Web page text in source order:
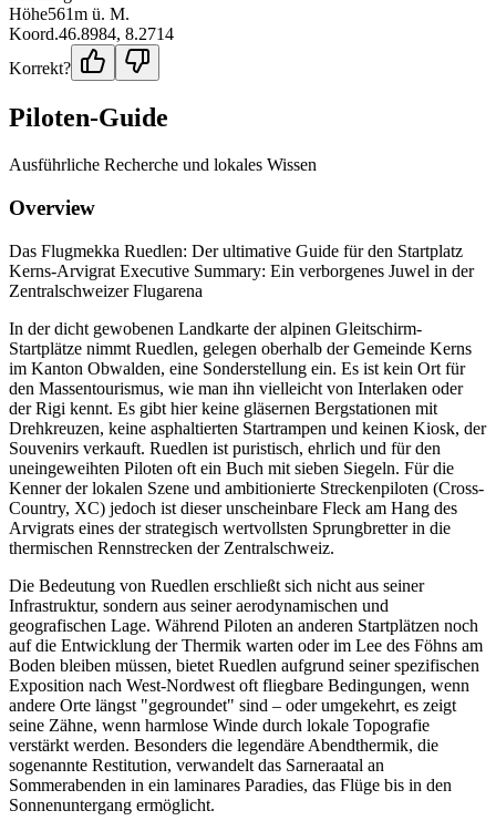
Höhe561m ü. M.
Koord.46.8984, 8.2714
Korrekt?
Piloten-Guide
Ausführliche Recherche und lokales Wissen
Overview
Das Flugmekka Ruedlen: Der ultimative Guide für den Startplatz
Kerns-Arvigrat Executive Summary: Ein verborgenes Juwel in der
Zentralschweizer Flugarena
In der dicht gewobenen Landkarte der alpinen Gleitschirm-
Startplätze nimmt Ruedlen, gelegen oberhalb der Gemeinde Kerns
im Kanton Obwalden, eine Sonderstellung ein. Es ist kein Ort für
den Massentourismus, wie man ihn vielleicht von Interlaken oder
der Rigi kennt. Es gibt hier keine gläsernen Bergstationen mit
Drehkreuzen, keine asphaltierten Startrampen und keinen Kiosk, der
Souvenirs verkauft. Ruedlen ist puristisch, ehrlich und für den
uneingeweihten Piloten oft ein Buch mit sieben Siegeln. Für die
Kenner der lokalen Szene und ambitionierte Streckenpiloten (Cross-
Country, XC) jedoch ist dieser unscheinbare Fleck am Hang des
Arvigrats eines der strategisch wertvollsten Sprungbretter in die
thermischen Rennstrecken der Zentralschweiz.
Die Bedeutung von Ruedlen erschließt sich nicht aus seiner
Infrastruktur, sondern aus seiner aerodynamischen und
geografischen Lage. Während Piloten an anderen Startplätzen noch
auf die Entwicklung der Thermik warten oder im Lee des Föhns am
Boden bleiben müssen, bietet Ruedlen aufgrund seiner spezifischen
Exposition nach West-Nordwest oft fliegbare Bedingungen, wenn
andere Orte längst "gegroundet" sind – oder umgekehrt, es zeigt
seine Zähne, wenn harmlose Winde durch lokale Topografie
verstärkt werden. Besonders die legendäre Abendthermik, die
sogenannte Restitution, verwandelt das Sarneraatal an
Sommerabenden in ein laminares Paradies, das Flüge bis in den
Sonnenuntergang ermöglicht.